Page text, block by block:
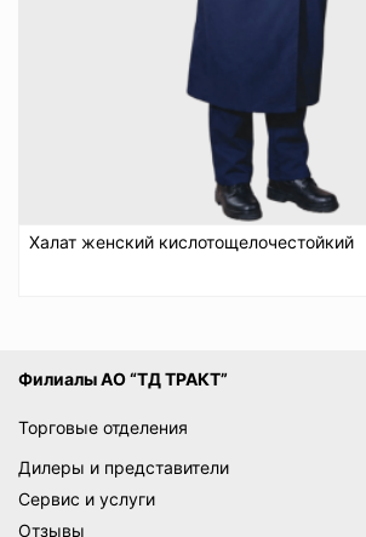
Халат женский кислотощелочестойкий
Филиалы АО “ТД ТРАКТ”
Торговые отделения
Дилеры и представители
Сервис и услуги
Отзывы